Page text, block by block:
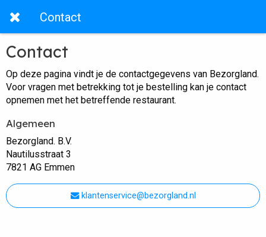
Contact
Contact
Op deze pagina vindt je de contactgegevens van Bezorgland.
Voor vragen met betrekking tot je bestelling kan je contact
opnemen met het betreffende restaurant.
Algemeen
Bezorgland. B.V.
Nautilusstraat 3
7821 AG Emmen
klantenservice@bezorgland.nl